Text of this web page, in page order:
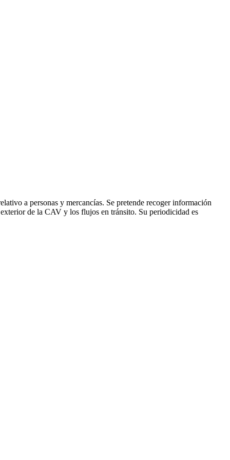
a personas y mercancías. Se pretende recoger información
de la CAV y los flujos en tránsito. Su periodicidad es